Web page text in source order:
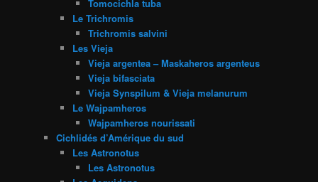
Tomocichla tuba
Le Trichromis
Trichromis salvini
Les Vieja
Vieja argentea – Maskaheros argenteus
Vieja bifasciata
Vieja Synspilum & Vieja melanurum
Le Wajpamheros
Wajpamheros nourissati
Cichlidés d’Amérique du sud
Les Astronotus
Les Astronotus